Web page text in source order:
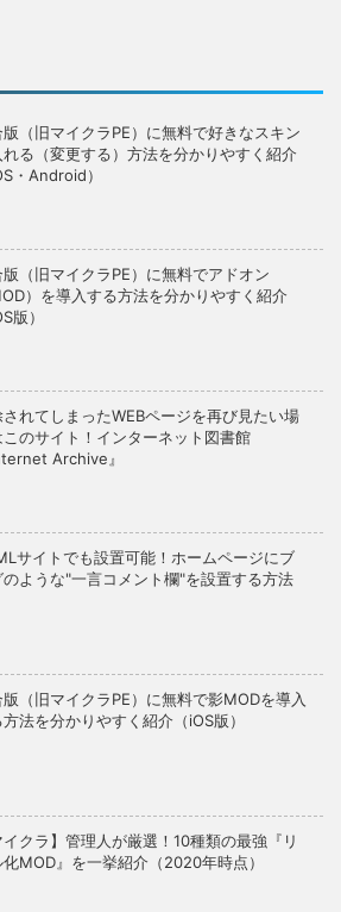
（旧マイクラPE）に無料で好きなスキン
れる（変更する）方法を分かりやすく紹介
・Android）
（旧マイクラPE）に無料でアドオン
）を導入する方法を分かりやすく紹介
版）
されてしまったWEBページを再び見たい場
このサイト！インターネット図書館
Archive』
サイトでも設置可能！ホームページにブ
のような"一言コメント欄"を設置する方法
（旧マイクラPE）に無料で影MODを導入
法を分かりやすく紹介（iOS版）
イクラ】管理人が厳選！10種類の最強『リ
化MOD』を一挙紹介（2020年時点）